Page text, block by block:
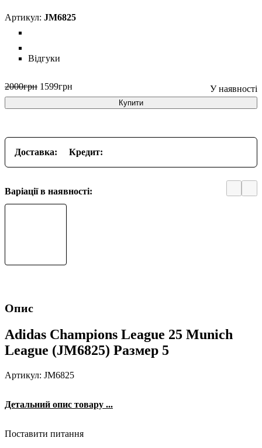
JM6825
Відгуки
2000грн 1599грн
Купити
Доставка: Кредит:
Варіації в наявності:
Опис
Adidas Champions League 25 Munich
League (JM6825) Размер 5
Артикул: JM6825
Детальний опис товару ...
Поставити питання